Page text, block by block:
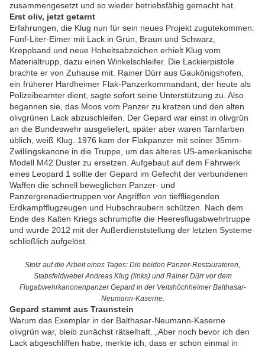
zusammengesetzt und so wieder betriebsfähig gemacht hat.
Erst oliv, jetzt getarnt
Erfahrungen, die Klug nun für sein neues Projekt zugutekommen:
Fünf-Liter-Eimer mit Lack in Grün, Braun und Schwarz,
Kreppband und neue Hoheitsabzeichen erhielt Klug vom
Materialtrupp, dazu einen Winkelschleifer. Die Lackierpistole
brachte er von Zuhause mit. Rainer Dürr aus Gaukönigshofen,
ein früherer Hardheimer Flak-Panzerkommandant, der heute als
Polizeibeamter dient, sagte sofort seine Unterstützung zu. Also
begannen sie, das Moos vom Panzer zu kratzen und den alten
olivgrünen Lack abzuschleifen. Der Gepard war einst in olivgrün
an die Bundeswehr ausgeliefert, später aber waren Tarnfarben
üblich, weiß Klug. 1976 kam der Flakpanzer mit seiner 35mm-
Zwillingskanone in die Truppe, um das älteres US-amerikanische
Modell M42 Duster zu ersetzen. Aufgebaut auf dem Fahrwerk
eines Leopard 1 sollte der Gepard im Gefecht der verbundenen
Waffen die schnell beweglichen Panzer- und
Panzergrenadiertruppen vor Angriffen von tieffliegenden
Erdkampfflugzeugen und Hubschraubern schützen. Nach dem
Ende des Kalten Kriegs schrumpfte die Heeresflugabwehrtruppe
und wurde 2012 mit der Außerdienststellung der letzten Systeme
schließlich aufgelöst.
Stolz auf die Arbeit eines Tages: Die beiden Panzer-Restauratoren,
Stabsfeldwebel Andreas Klug (links) und Rainer Dürr vor dem
Flugabwehrkanonenpanzer Gepard in der Veitshöchheimer Balthasar-
Neumann-Kaserne.
Gepard stammt aus Traunstein
Warum das Exemplar in der Balthasar-Neumann-Kaserne
olivgrün war, bleib zunächst rätselhaft. „Aber noch bevor ich den
Lack abgeschliffen habe, merkte ich, dass er schon einmal in